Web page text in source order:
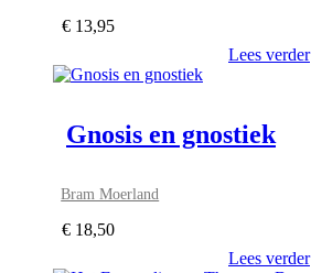
€ 13,95
Lees verder
Gnosis en gnostiek
Bram Moerland
€ 18,50
Lees verder